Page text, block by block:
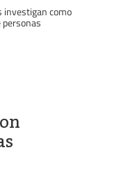
investigan como